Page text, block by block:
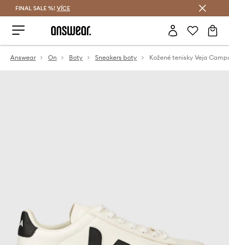
FINAL SALE %! VÍCE
Answear On Boty Sneakers boty Kožené tenisky Veja